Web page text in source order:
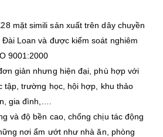
mặt simili sản xuất trên dây chuyền
Loan và được kiểm soát nghiêm
9001:2000
giản nhưng hiện đại, phù hợp với
tập, trường học, hội hợp, khu thảo
gia đình,….
và độ bền cao, chống chịu tác động
nơi ẩm ướt như nhà ăn, phòng